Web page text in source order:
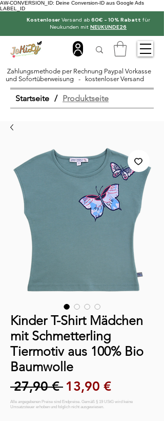
AW-CONVERSION_ID: Deine Conversion-ID aus Google Ads
LABEL_ID
KostenloserVersand ab 60€ - 10% Rabatt für
Neukunden mit NEUKUNDE26
Zahlungsmethode per Rechnung Paypal Vorkasse
und Sofortüberweisung - kostenloser Versand
Startseite / Produktseite
Kinder T-Shirt Mädchen
mit Schmetterling
Tiermotiv aus 100% Bio
Baumwolle
27,90 € Standardpreis
13,90 €Sale-Preis